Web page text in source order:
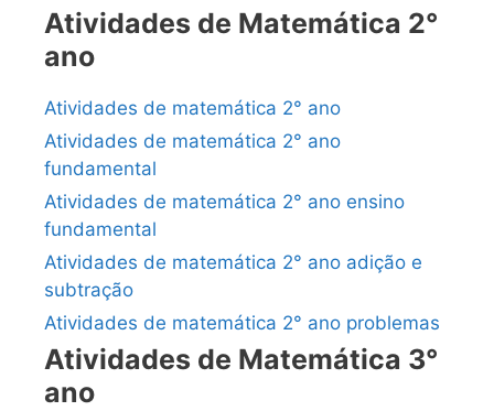
Atividades de Matemática 2°
ano
Atividades de matemática 2° ano
Atividades de matemática 2° ano
fundamental
Atividades de matemática 2° ano ensino
fundamental
Atividades de matemática 2° ano adição e
subtração
Atividades de matemática 2° ano problemas
Atividades de Matemática 3°
ano